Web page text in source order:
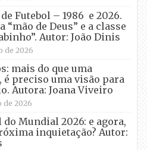
Futebol – 1986 e 2026.
“mão de Deus” e a classe
Autor: João Dinis
de 2026
mais do que uma
é preciso uma visão para
Autora: Joana Viveiro
de 2026
do Mundial 2026: e agora,
inquietação? Autor: